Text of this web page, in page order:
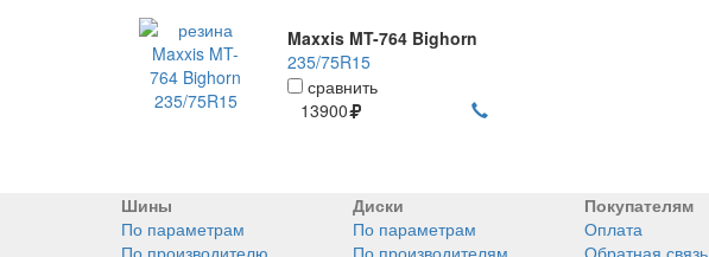
Maxxis MT-764 Bighorn
235/75R15
сравнить
13900
Шины
По параметрам
По производителю
Диски
По параметрам
По производителям
Покупателям
Оплата
Обратная связь